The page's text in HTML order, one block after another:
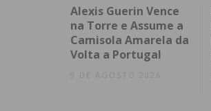
Alexis Guerin Vence
na Torre e Assume a
Camisola Amarela da
Volta a Portugal
9 DE AGOSTO 2026